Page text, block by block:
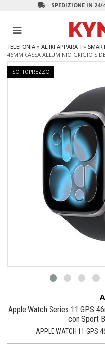
SPEDIZIONE IN 24/
TELEFONIA » ALTRI APPARATI »
46MM CASSA ALLUMINIO GRIGIO
SOTTOPREZZO
Apple Watch Series 11 GPS
con Sport
APPLE WATCH 11 GPS